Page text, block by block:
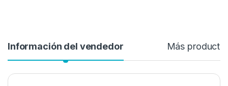
Información del vendedor Más